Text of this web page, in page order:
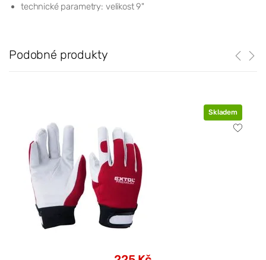
technické parametry: velikost 9"
Podobné produkty
Skladem